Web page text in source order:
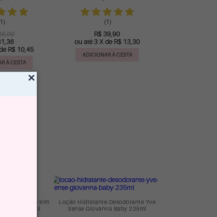
R$ 10,45
À CESTA
(1)
R$ 39,90
ou até 3 X de R$ 13,30
ADICIONAR À CESTA
Desodorante Kim
Baby 235ml
Loção Hidratante Desodorante Yve
Sense Giovanna Baby 235ml